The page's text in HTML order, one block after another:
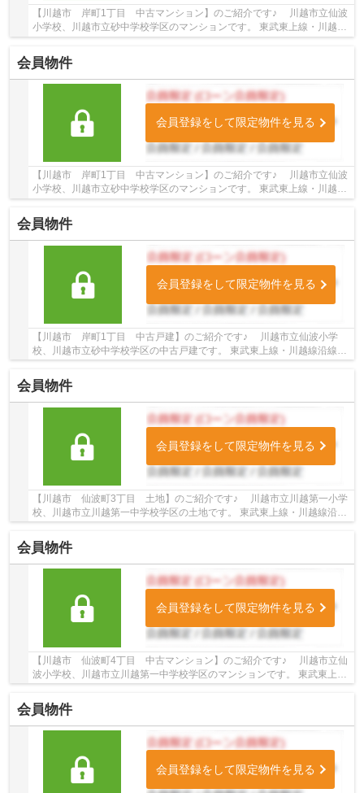
【川越市 岸町1丁目 中古マンション】のご紹介です♪ 川越市立仙波
小学校、川越市立砂中学校学区のマンションです。 東武東上線・川越線
沿線のマンション♪駅徒歩16分のマンション...
会員物件
会員登録をして限定物件を見る
【川越市 岸町1丁目 中古マンション】のご紹介です♪ 川越市立仙波
小学校、川越市立砂中学校学区のマンションです。 東武東上線・川越線
沿線のマンション♪川越駅徒歩15分のマンショ...
会員物件
会員登録をして限定物件を見る
【川越市 岸町1丁目 中古戸建】のご紹介です♪ 川越市立仙波小学
校、川越市立砂中学校学区の中古戸建です。 東武東上線・川越線沿線の
会員物件
会員登録をして限定物件を見る
【川越市 仙波町3丁目 土地】のご紹介です♪ 川越市立川越第一小学
校、川越市立川越第一中学校学区の土地です。 東武東上線・川越線沿線
会員物件
会員登録をして限定物件を見る
【川越市 仙波町4丁目 中古マンション】のご紹介です♪ 川越市立仙
波小学校、川越市立川越第一中学校学区のマンションです。 東武東上
線・川越線沿線のマンション♪川越駅徒歩15分の...
会員物件
会員登録をして限定物件を見る